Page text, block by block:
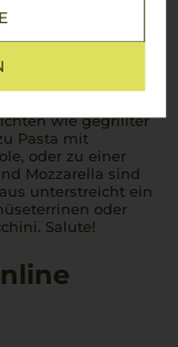
wie gegrillter
Pasta mit
, oder zu einer
Mozzarella sind
unterstreicht ein
oder
Salute!